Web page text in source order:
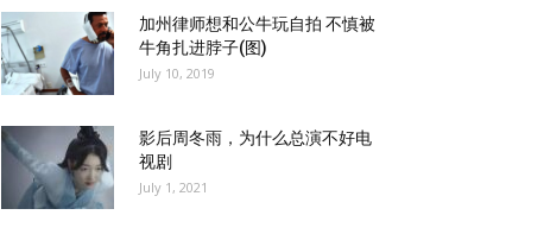
加州律师想和公牛玩自拍 不慎被
牛角扎进脖子(图)
July 10, 2019
影后周冬雨，为什么总演不好电
视剧
July 1, 2021